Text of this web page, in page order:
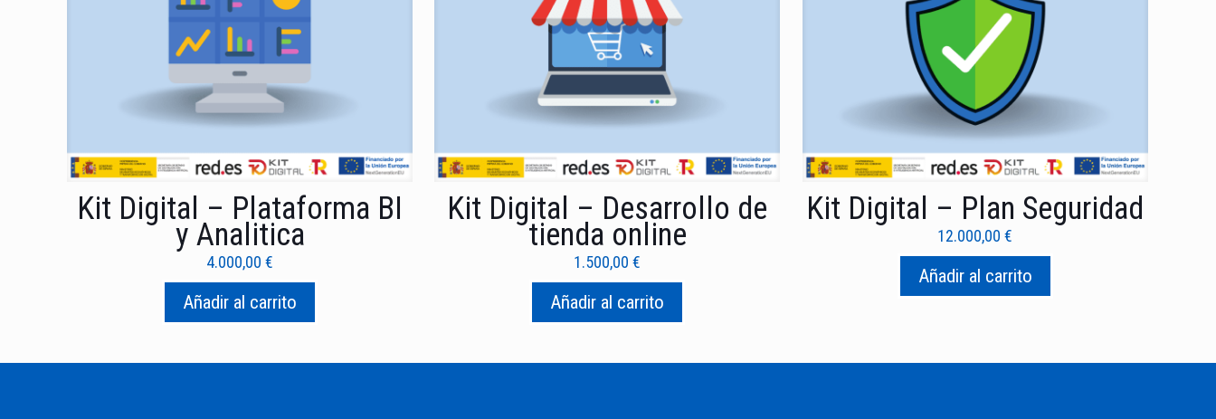
Kit Digital – Plataforma BI
y Analitica
4.000,00€
Añadir al carrito
Kit Digital – Desarrollo de
tienda online
1.500,00€
Añadir al carrito
Kit Digital – Plan Seguridad
12.000,00€
Añadir al carrito